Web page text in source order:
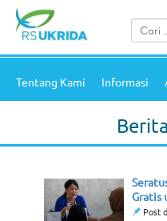
Tentang Kami Informasi
Gratis
Post